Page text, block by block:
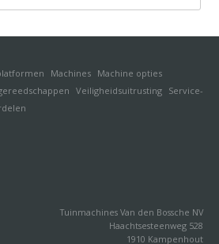
Machines Machine opties
Veiligheidsuitrusting Service-
Tuinmachines Van den Bossche NV
Haachtsesteenweg 528
1910 Kampenhout